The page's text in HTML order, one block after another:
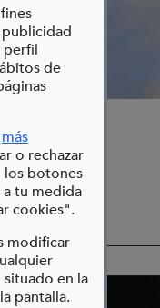
perfil
de
más
ventana)
o rechazar
los botones
tu medida
cookies".
modificar
en la
pantalla.